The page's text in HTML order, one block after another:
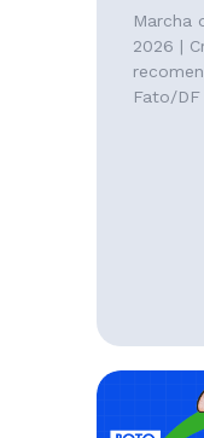
Marcha
2026 |
Fato/